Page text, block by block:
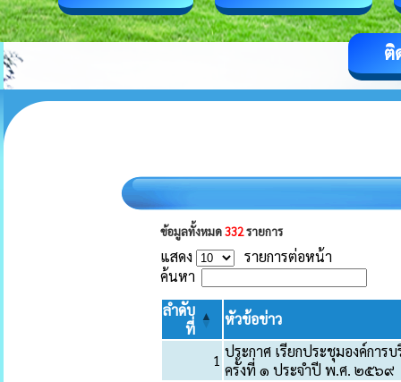
ติ
ข้อมูลทั้งหมด332รายการ
แสดง
รายการต่อหน้า
ค้นหา
ลำดับ
ที่
หัวข้อข่าว
1 ประกาศ เรียกประชุมองค์กา
ครั้งที่ ๑ ประจำปี พ.ศ. ๒๕๖๙